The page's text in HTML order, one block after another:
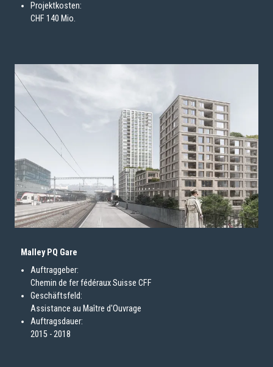
Projektkosten:
CHF 140 Mio.
Malley PQ Gare
Auftraggeber:
Chemin de fer fédéraux Suisse CFF
Geschäftsfeld:
Assistance au Maître d'Ouvrage
Auftragsdauer:
2015 - 2018